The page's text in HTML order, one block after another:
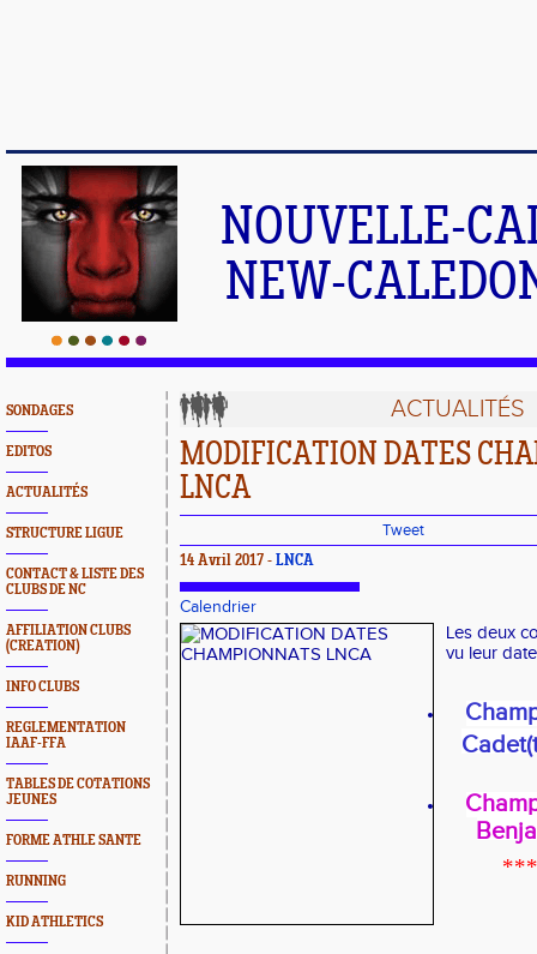
NOUVELLE-
NEW-
SONDAGES
EDITOS
ACTUALITÉS
STRUCTURE LIGUE
CONTACT & LISTE DES
CLUBS DE NC
AFFILIATION CLUBS
(CREATION)
INFO CLUBS
REGLEMENTATION
IAAF-FFA
TABLES DE COTATIONS
JEUNES
FORME ATHLE SANTE
RUNNING
KID ATHLETICS
ACTUALITÉS
MODIFICATION DATES
LNCA
Tweet
14 Avril 2017 - LNCA
Calendrier
Les deux
vu leur